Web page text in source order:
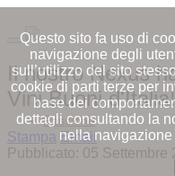
Questo sito fa uso di
navigazione degli
sull’utilizzo del sito
cookie di parti terze per
base dei
dettagli consultando la
nella navigazione
Passione
Il nostro Nexus
Vini Buoni d'Italia!
Stampa Email
Pubblicato: 05 Settembre